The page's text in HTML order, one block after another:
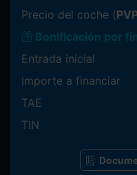
Precio del coche (
Bonificación por
Entrada inicial
Importe a financiar
TAE
TIN